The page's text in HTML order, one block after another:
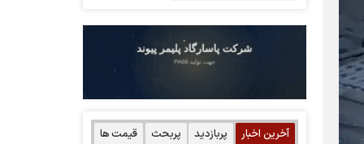
آخرین اخبار پربازدید پربحث قیمت ها